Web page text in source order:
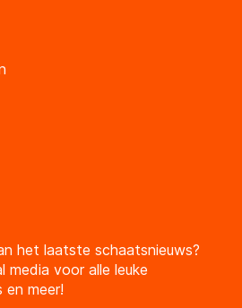
het laatste schaatsnieuws?
media voor alle leuke
meer!